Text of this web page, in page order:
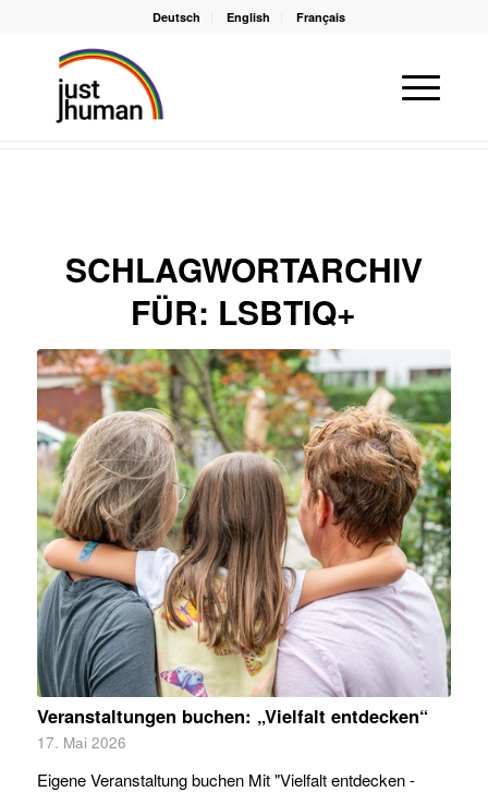
Deutsch English Français
Du bist hier: Startseite
SCHLAGWORTARCHIV
FÜR: LSBTIQ+
Veranstaltungen buchen: „Vielfalt entdecken“
17. Mai 2026
Eigene Veranstaltung buchen Mit "Vielfalt entdecken -